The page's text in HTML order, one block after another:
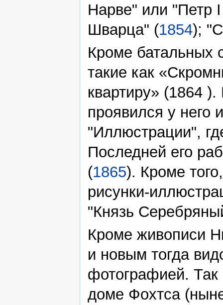
Нарве" или "Петр
Шварца" (1854);
Кроме батальных
такие как
квартиру» (1864
проявился у него
"Иллюстрации",
Последней его
(1865). Кроме
рисунки-
"Князь
Кроме живописи
и новым тогда
фотографией.
доме Фохтса